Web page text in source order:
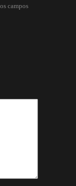
campos